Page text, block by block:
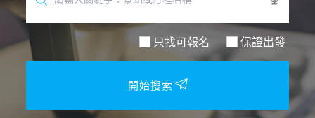
只找可報名 保證出發
開始搜索